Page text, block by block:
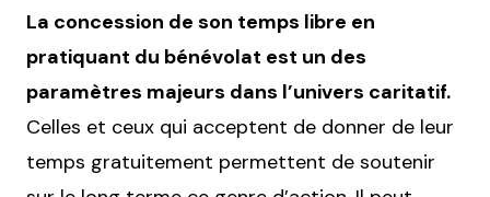
La concession de son temps libre en
pratiquant du bénévolat est un des
paramètres majeurs dans l’univers caritatif.
Celles et ceux qui acceptent de donner de leur
temps gratuitement permettent de soutenir